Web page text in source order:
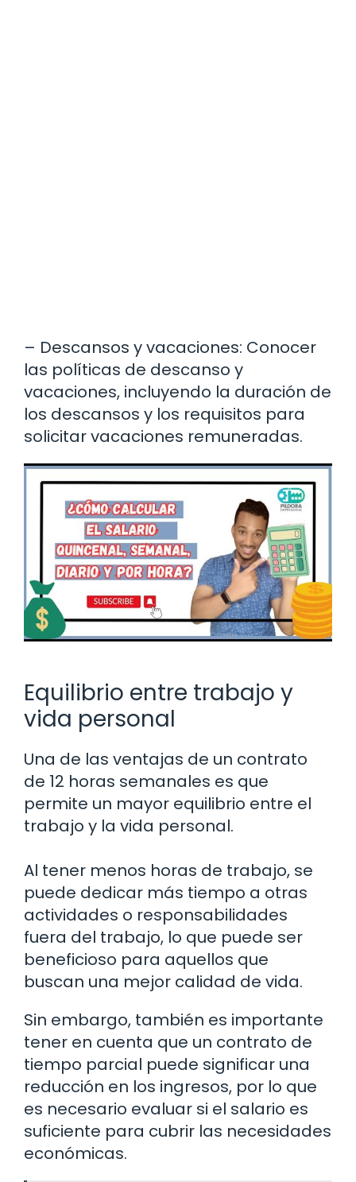
– Descansos y vacaciones: Conocer
las políticas de descanso y
vacaciones, incluyendo la duración de
los descansos y los requisitos para
solicitar vacaciones remuneradas.
Equilibrio entre trabajo y
vida personal
Una de las ventajas de un contrato
de 12 horas semanales es que
permite un mayor equilibrio entre el
trabajo y la vida personal.
Al tener menos horas de trabajo, se
puede dedicar más tiempo a otras
actividades o responsabilidades
fuera del trabajo, lo que puede ser
beneficioso para aquellos que
buscan una mejor calidad de vida.
Sin embargo, también es importante
tener en cuenta que un contrato de
tiempo parcial puede significar una
reducción en los ingresos, por lo que
es necesario evaluar si el salario es
suficiente para cubrir las necesidades
económicas.